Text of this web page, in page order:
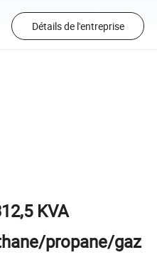
Détails de l'entreprise
KVA
propane/gaz